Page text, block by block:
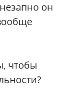
он
чтобы